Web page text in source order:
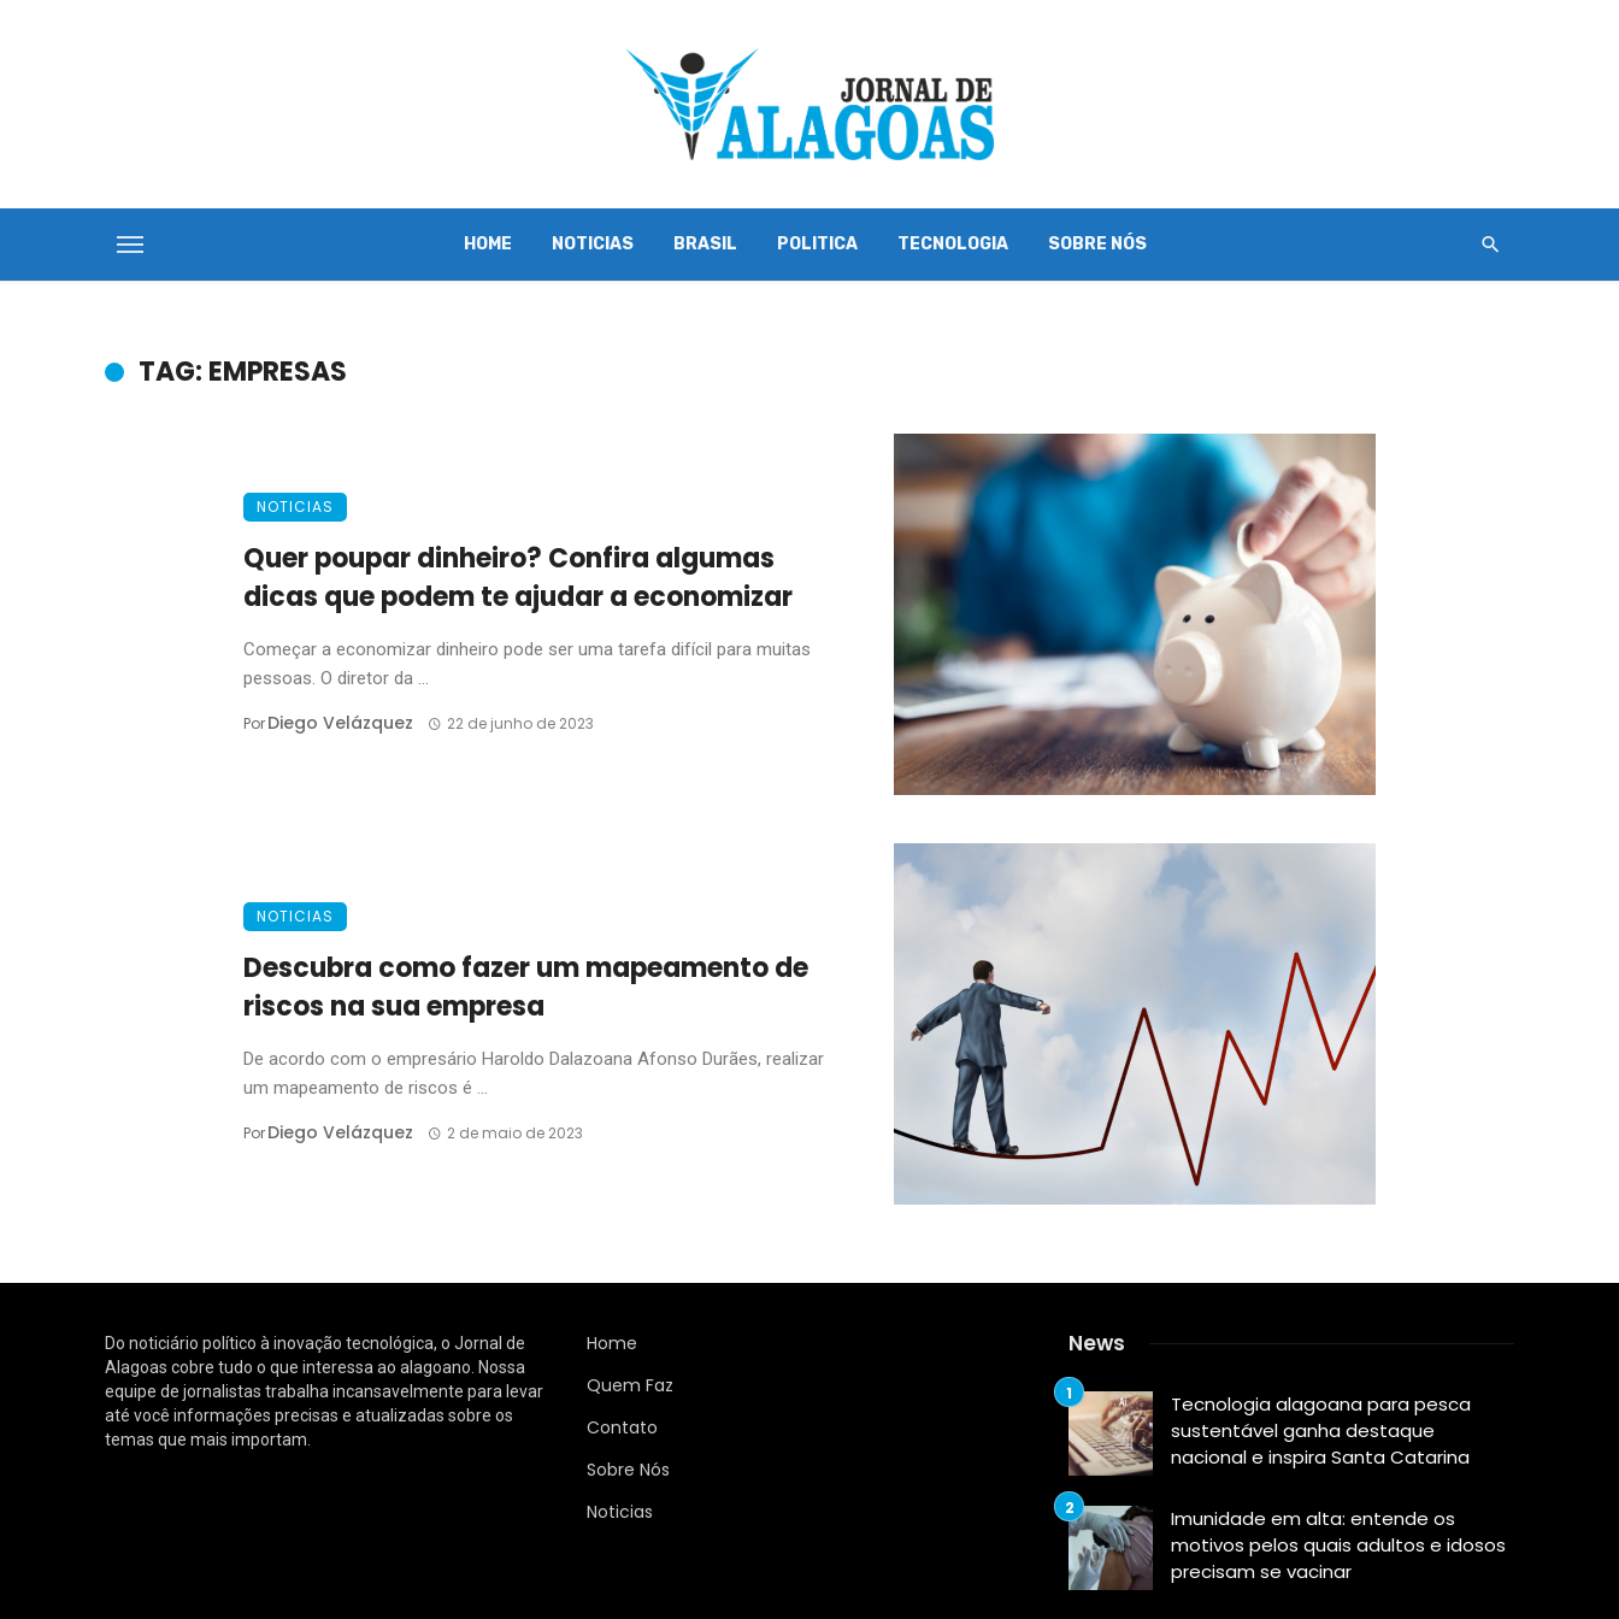
HOME NOTICIAS BRASIL POLITICA TECNOLOGIA SOBRE NÓS
TAG: EMPRESAS
NOTICIAS
Quer poupar dinheiro? Confira algumas
dicas que podem te ajudar a economizar
Começar a economizar dinheiro pode ser uma tarefa difícil para muitas
pessoas. O diretor da ...
PorDiego Velázquez 22 de junho de 2023
NOTICIAS
Descubra como fazer um mapeamento de
riscos na sua empresa
De acordo com o empresário Haroldo Dalazoana Afonso Durães, realizar
um mapeamento de riscos é ...
PorDiego Velázquez 2 de maio de 2023
Do noticiário político à inovação tecnológica, o Jornal de
Alagoas cobre tudo o que interessa ao alagoano. Nossa
equipe de jornalistas trabalha incansavelmente para levar
até você informações precisas e atualizadas sobre os
temas que mais importam.
Home
Quem Faz
Contato
Sobre Nós
Noticias
News
Tecnologia alagoana para pesca
sustentável ganha destaque
nacional e inspira Santa Catarina
Imunidade em alta: entende os
motivos pelos quais adultos e idosos
precisam se vacinar